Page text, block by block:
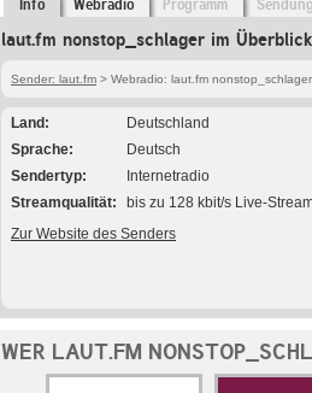
Info Webradio Programm
laut.fm nonstop_schlager im Überblick
Sender: laut.fm > Webradio: laut.fm nonstop_schlager
Land
Deutschland
Sprache
Deutsch
Sendertyp
Internetradio
Streamqualität
bis zu 128 kbit/s Live-
Zur Website des Senders
WER LAUT.FM